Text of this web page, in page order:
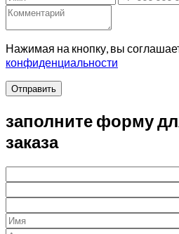
Нажимая на кнопку, вы
конфиденциальности
Отправить
заполните форму
заказа